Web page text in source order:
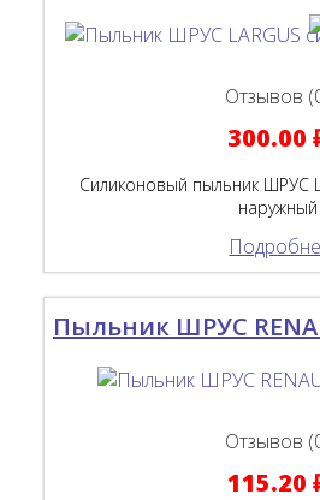
Отзывов
300.00
Силиконовый пыльник ШРУС
наружный
Пыльник ШРУС
Отзывов
115.20